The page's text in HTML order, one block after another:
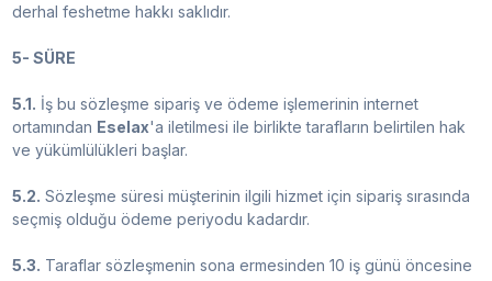
derhal feshetme hakkı saklıdır.
5- SÜRE
5.1. İş bu sözleşme sipariş ve ödeme işlemerinin internet
ortamından Eselax'a iletilmesi ile birlikte tarafların belirtilen hak
ve yükümlülükleri başlar.
5.2. Sözleşme süresi müşterinin ilgili hizmet için sipariş sırasında
seçmiş olduğu ödeme periyodu kadardır.
5.3. Taraflar sözleşmenin sona ermesinden 10 iş günü öncesine